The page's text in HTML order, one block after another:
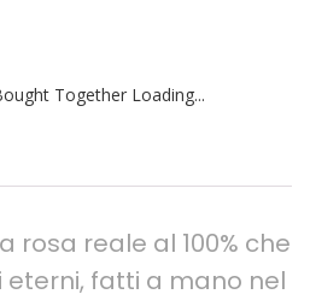
Together Loading...
rosa reale al 100% che
eterni, fatti a mano nel